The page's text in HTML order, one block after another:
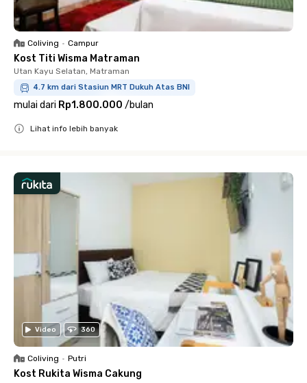
Coliving • Campur
Kost Titi Wisma Matraman
Utan Kayu Selatan, Matraman
4.7 km dari Stasiun MRT Dukuh Atas BNI
mulai dari Rp1.800.000 /bulan
Lihat info lebih banyak
Video 360
Coliving • Putri
Kost Rukita Wisma Cakung